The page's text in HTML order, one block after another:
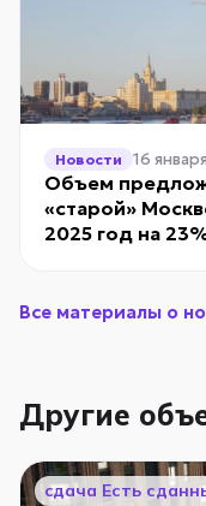
Новости 16
Объем
«старой»
2025 год на
Все материалы о
Другие
cдача Есть